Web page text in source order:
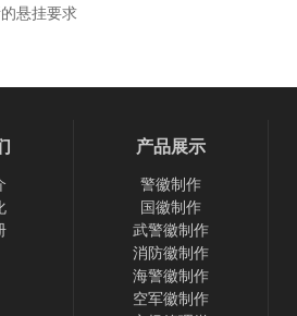
悬挂要求
产品展示
警徽制作
国徽制作
武警徽制作
消防徽制作
海警徽制作
空军徽制作